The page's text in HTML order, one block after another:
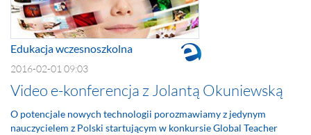
Edukacja wczesnoszkolna
2016-02-01 09:03
Video e-konferencja z Jolantą Okuniewską
O potencjale nowych technologii porozmawiamy z jedynym
nauczycielem z Polski startującym w konkursie Global Teacher